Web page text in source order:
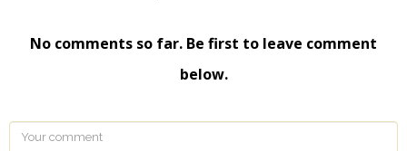
No comments so far. Be first to leave comment
below.